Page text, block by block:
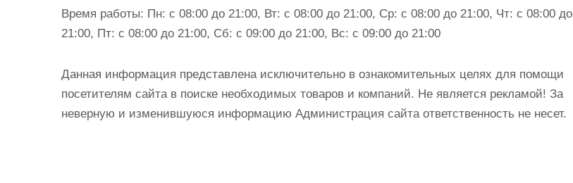
Время работы: Пн: с 08:00 до 21:00, Вт: с 08:00 до 21:00, Ср: с 08:00 до 21:00, Чт: с 08:00 до
21:00, Пт: с 08:00 до 21:00, Сб: с 09:00 до 21:00, Вс: с 09:00 до 21:00
Данная информация представлена исключительно в ознакомительных целях для помощи
посетителям сайта в поиске необходимых товаров и компаний. Не является рекламой! За
неверную и изменившуюся информацию Администрация сайта ответственность не несет.